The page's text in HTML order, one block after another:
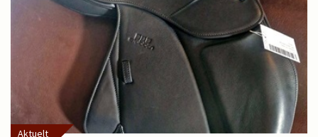
Aktuelt